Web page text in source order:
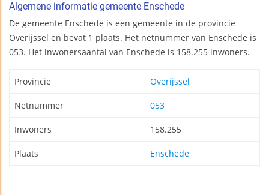
Algemene informatie gemeente Enschede
De gemeente Enschede is een gemeente in de provincie
Overijssel en bevat 1 plaats. Het netnummer van Enschede is
053. Het inwonersaantal van Enschede is 158.255 inwoners.
Provincie Overijssel
Netnummer 053
Inwoners 158.255
Plaats Enschede